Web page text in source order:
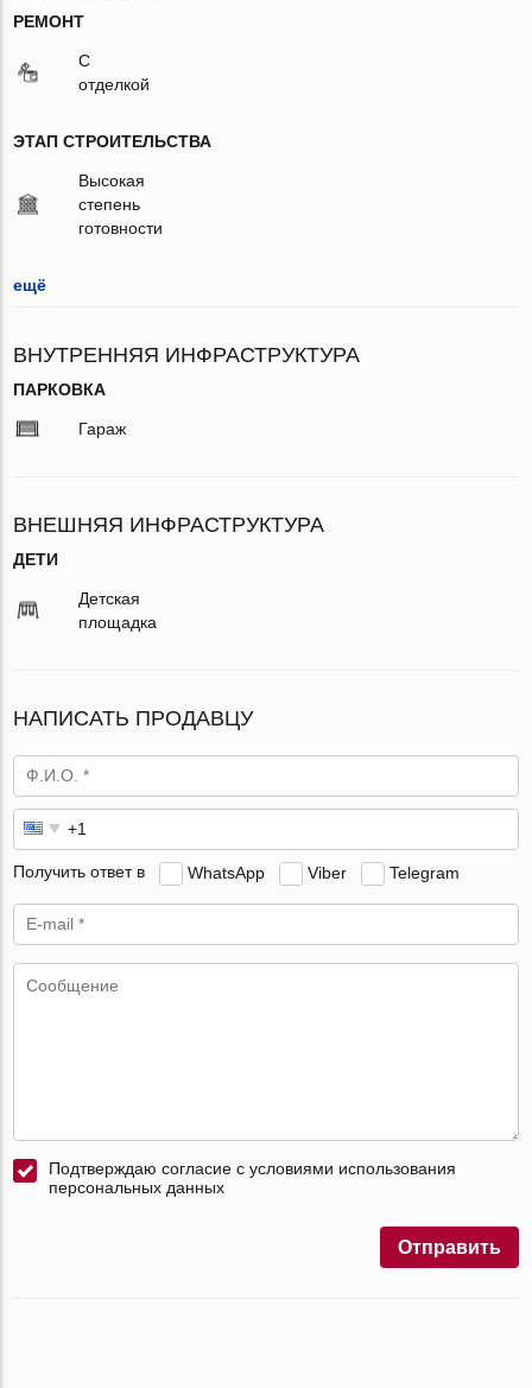
РЕМОНТ
С
отделкой
ЭТАП СТРОИТЕЛЬСТВА
Высокая
степень
готовности
ещё
ВНУТРЕННЯЯ ИНФРАСТРУКТУРА
ПАРКОВКА
Гараж
ВНЕШНЯЯ ИНФРАСТРУКТУРА
ДЕТИ
Детская
площадка
НАПИСАТЬ ПРОДАВЦУ
Получить ответ в WhatsApp Viber Telegram
Подтверждаю согласие с условиями использования
персональных данных
Отправить